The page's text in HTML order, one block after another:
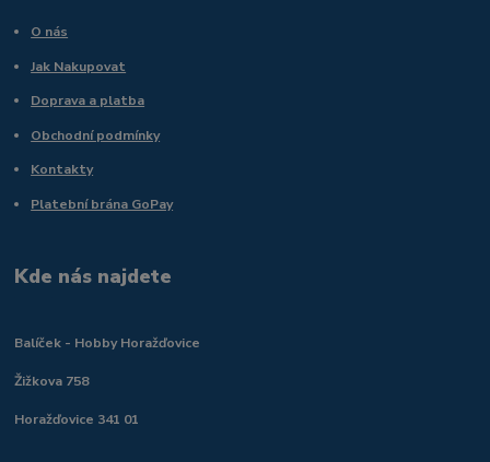
O nás
Jak Nakupovat
Doprava a platba
Obchodní podmínky
Kontakty
Platební brána GoPay
Kde nás najdete
Balíček - Hobby Horažďovice
Žižkova 758
Horažďovice 341 01